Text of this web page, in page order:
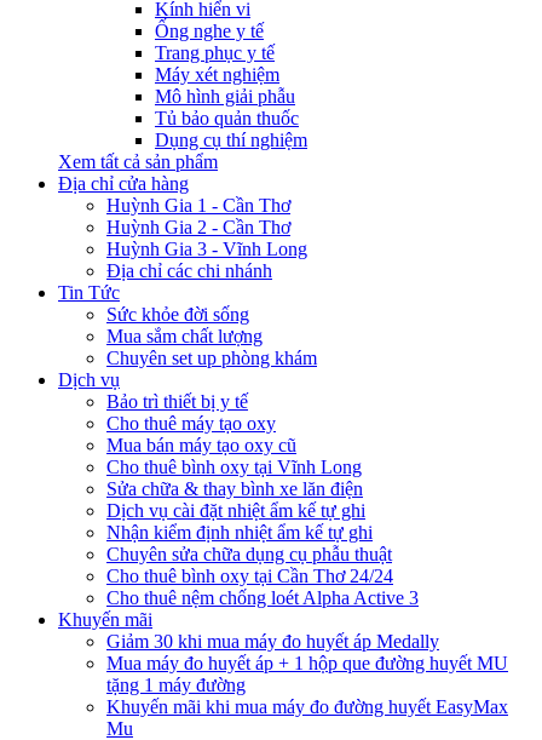
Kính hiển vi
Ống nghe y tế
Trang phục y tế
Máy xét nghiệm
Mô hình giải phẫu
Tủ bảo quản thuốc
Dụng cụ thí nghiệm
Xem tất cả sản phẩm
Địa chỉ cửa hàng
Huỳnh Gia 1 - Cần Thơ
Huỳnh Gia 2 - Cần Thơ
Huỳnh Gia 3 - Vĩnh Long
Địa chỉ các chi nhánh
Tin Tức
Sức khỏe đời sống
Mua sắm chất lượng
Chuyên set up phòng khám
Dịch vụ
Bảo trì thiết bị y tế
Cho thuê máy tạo oxy
Mua bán máy tạo oxy cũ
Cho thuê bình oxy tại Vĩnh Long
Sửa chữa & thay bình xe lăn điện
Dịch vụ cài đặt nhiệt ẩm kế tự ghi
Nhận kiểm định nhiệt ẩm kế tự ghi
Chuyên sửa chữa dụng cụ phẫu thuật
Cho thuê bình oxy tại Cần Thơ 24/24
Cho thuê nệm chống loét Alpha Active 3
Khuyến mãi
Giảm 30 khi mua máy đo huyết áp Medally
Mua máy đo huyết áp + 1 hộp que đường huyết MU
tặng 1 máy đường
Khuyến mãi khi mua máy đo đường huyết EasyMax
Mu